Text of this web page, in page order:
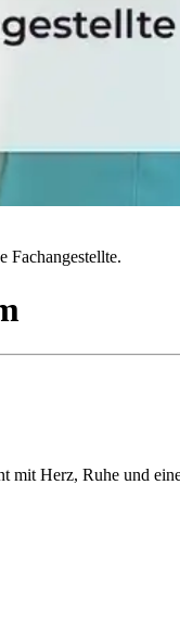
Fachangestellte.
Herz, Ruhe und